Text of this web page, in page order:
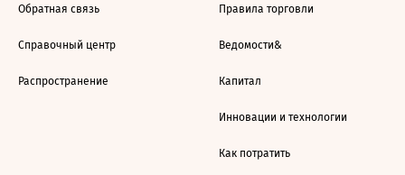
Обратная связь
Справочный центр
Распространение
Правила торговли
Ведомости&
Капитал
Инновации и технологии
Как потратить